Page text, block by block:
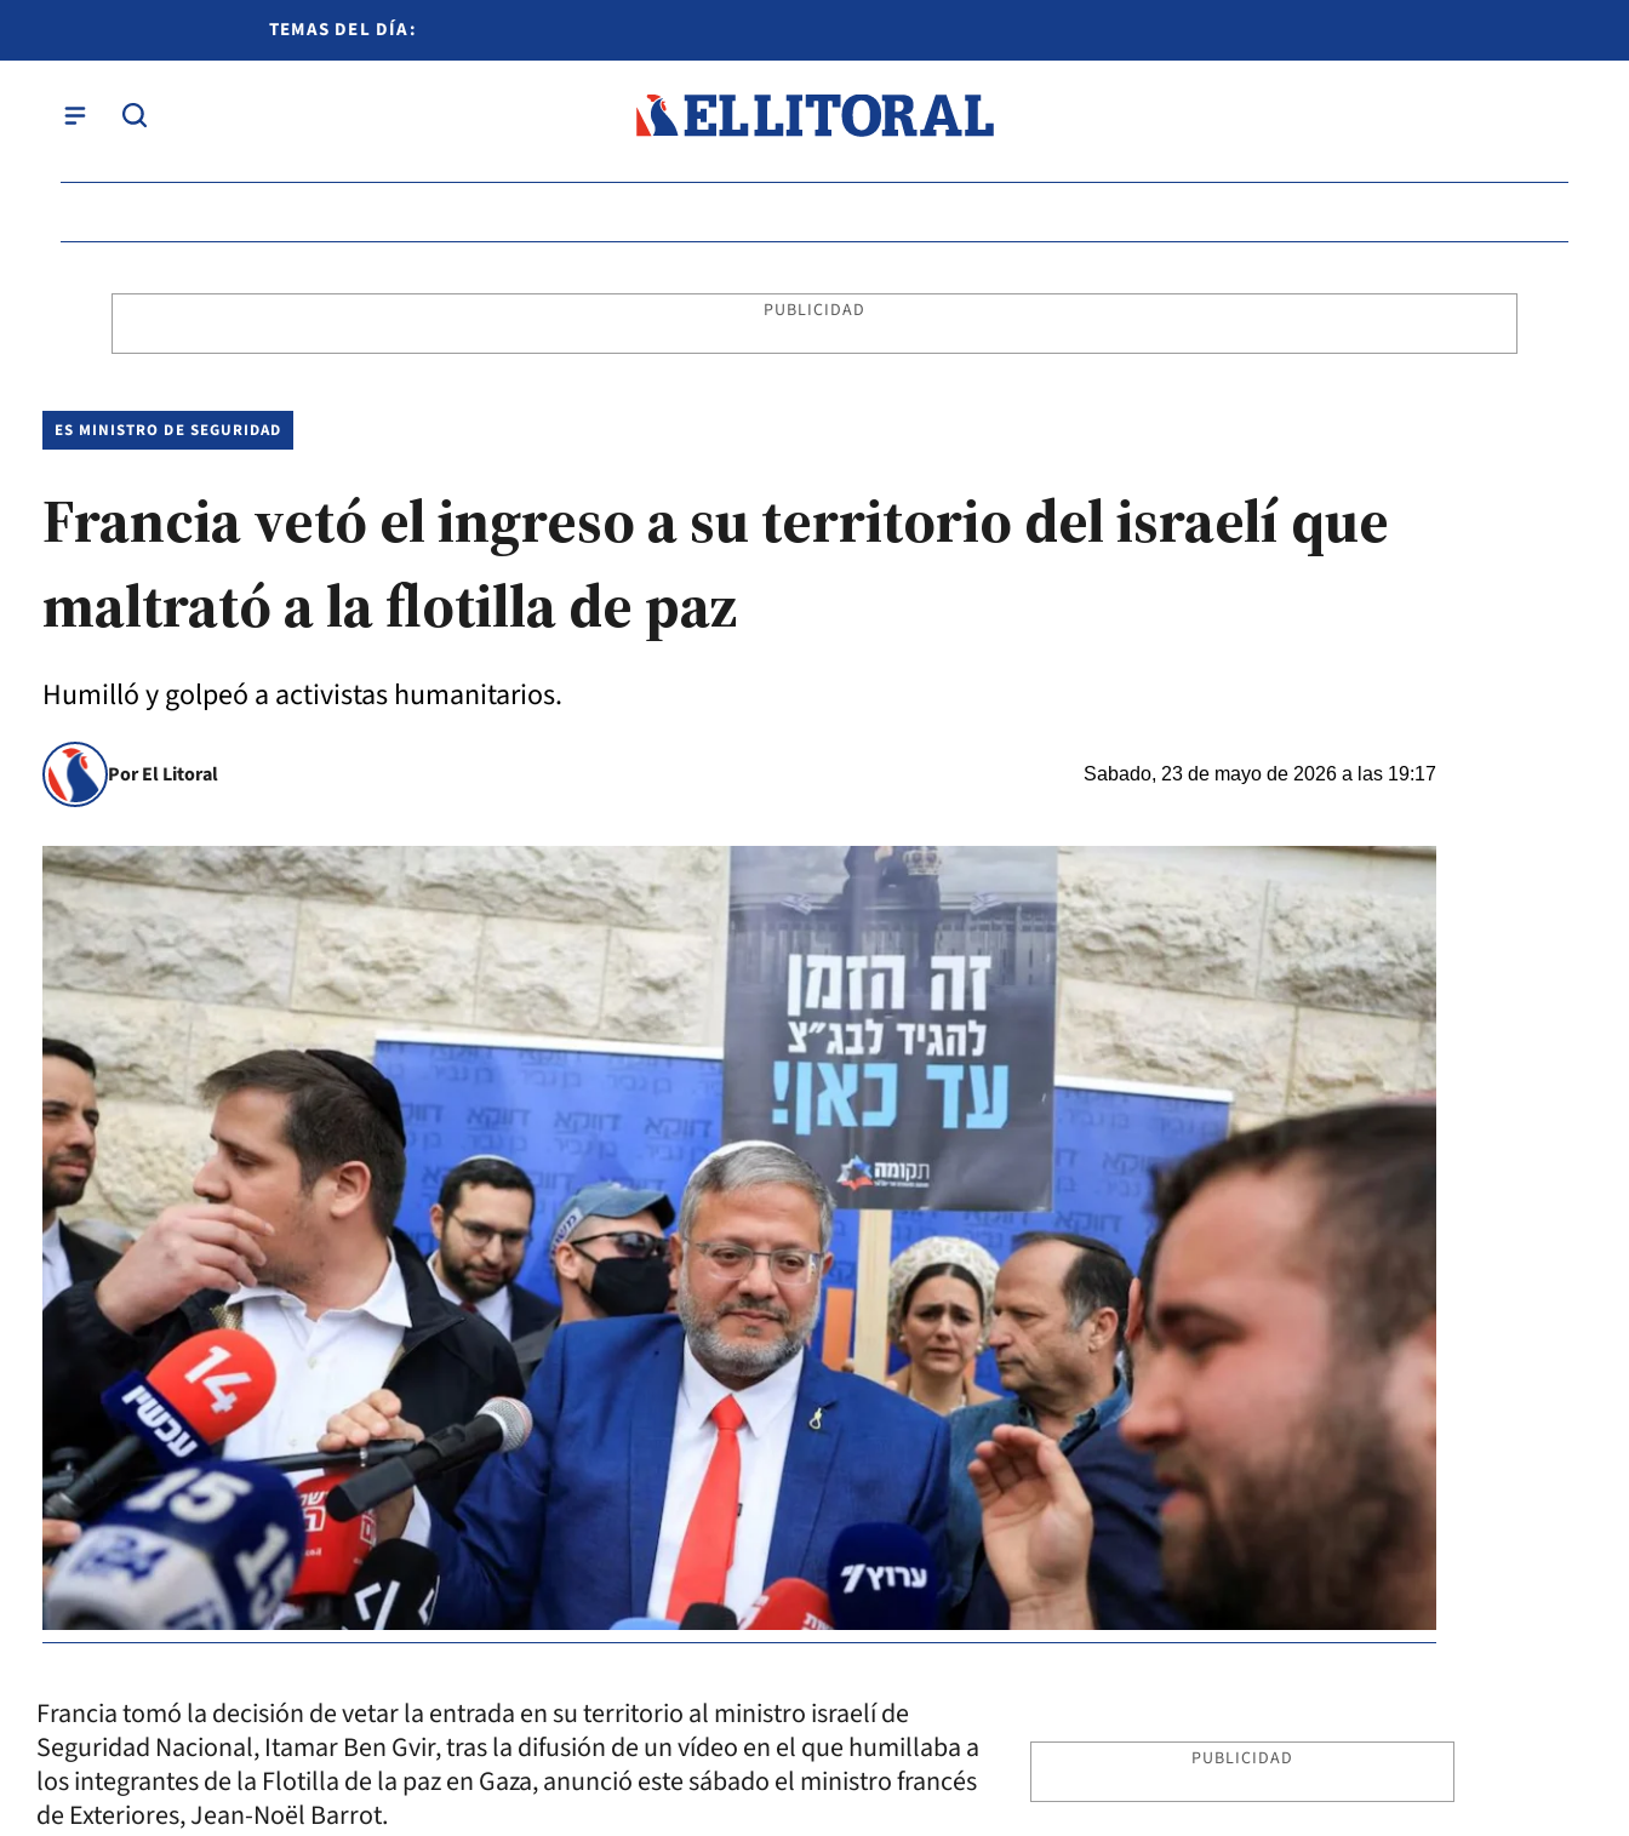
TEMAS DEL DÍA:
PUBLICIDAD
ES MINISTRO DE SEGURIDAD
Francia vetó el ingreso a su territorio del israelí que
maltrató a la flotilla de paz
Humilló y golpeó a activistas humanitarios.
Por El Litoral Sabado, 23 de mayo de 2026 a las 19:17
Francia tomó la decisión de vetar la entrada en su territorio al ministro israelí de
Seguridad Nacional, Itamar Ben Gvir, tras la difusión de un vídeo en el que humillaba a
los integrantes de la Flotilla de la paz en Gaza, anunció este sábado el ministro francés
de Exteriores, Jean-Noël Barrot.
PUBLICIDAD